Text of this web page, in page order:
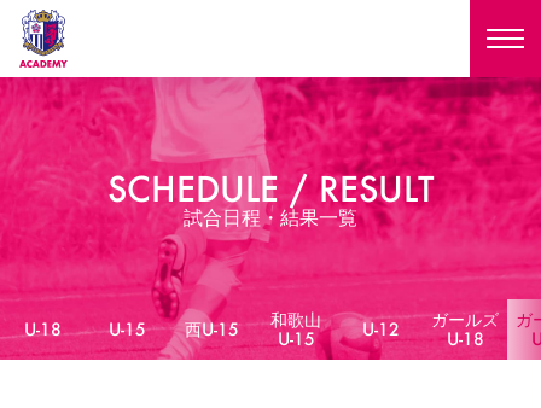
ニュース
NEWS
ニュース
U-18 U-15
試合日程
MATCH
試合日程
選手
PLAYERS
スタッフ
SCHEDULE / RESULT
試合日程・結果一覧
U-18 U-15 西U-15
和歌山
U-15
U-12
ガールズ
U-18
ガ